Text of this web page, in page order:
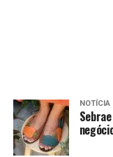
NOTÍCIA